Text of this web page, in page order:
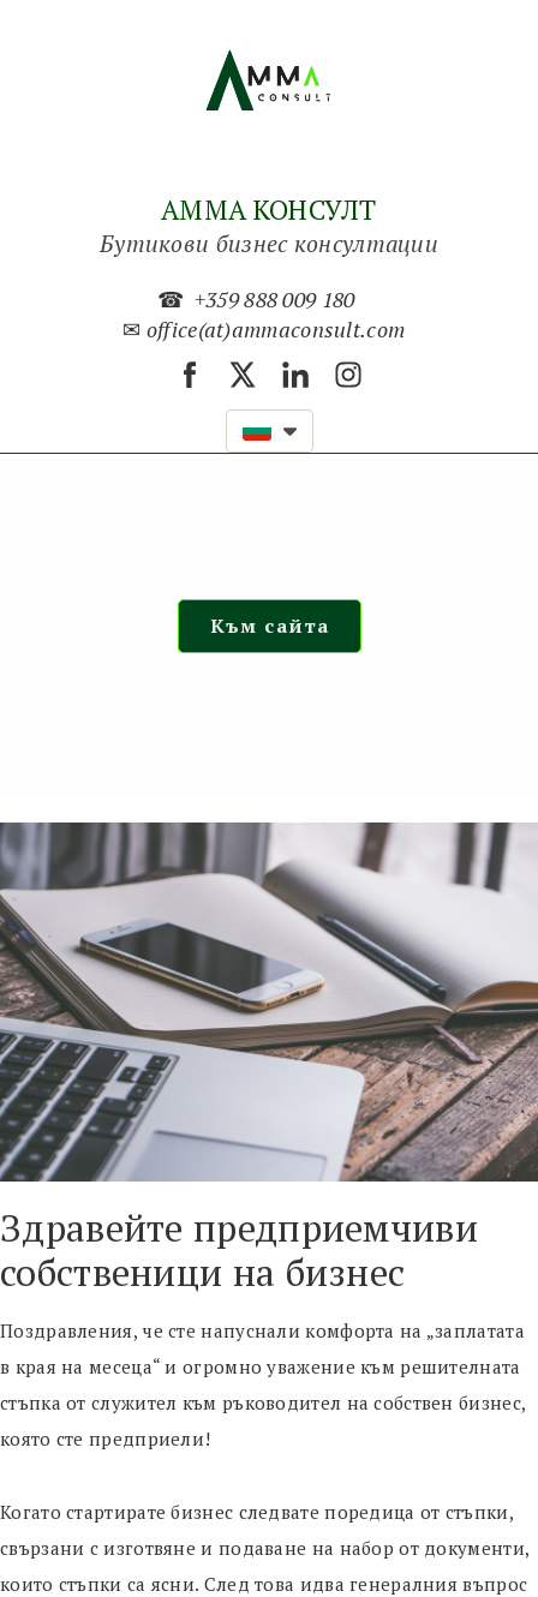
АММА КОНСУЛТ
Бутикови бизнес консултации
☎ +359 888 009 180
✉ office(at)ammaconsult.com
Към сайта
Здравейте предприемчиви
собственици на бизнес
Поздравления, че сте напуснали комфорта на „заплатата
в края на месеца“ и огромно уважение към решителната
стъпка от служител към ръководител на собствен бизнес,
която сте предприели!
Когато стартирате бизнес следвате поредица от стъпки,
свързани с изготвяне и подаване на набор от документи,
които стъпки са ясни. След това идва генералния въпрос